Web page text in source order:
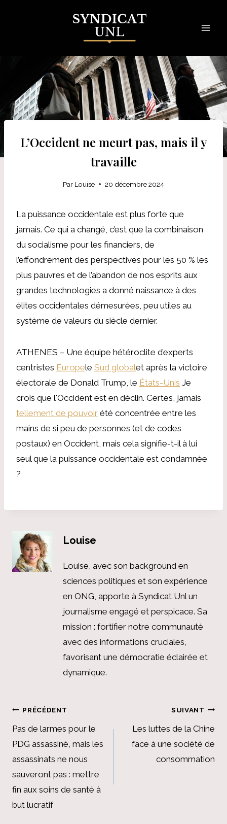
L’Occident ne meurt pas, mais il y
travaille
Par Louise 20 décembre 2024
La puissance occidentale est plus forte que
jamais. Ce qui a changé, c’est que la combinaison
du socialisme pour les financiers, de
l’effondrement des perspectives pour les 50 % les
plus pauvres et de l’abandon de nos esprits aux
grandes technologies a donné naissance à des
élites occidentales démesurées, peu utiles au
système de valeurs du siècle dernier.
ATHENES – Une équipe hétéroclite d’experts
centristes Europele Sud globalet après la victoire
électorale de Donald Trump, le États-Unis Je
crois que l'Occident est en déclin. Certes, jamais
tellement de pouvoir été concentrée entre les
mains de si peu de personnes (et de codes
postaux) en Occident, mais cela signifie-t-il à lui
seul que la puissance occidentale est condamnée
?
Louise
Louise, avec son background en
sciences politiques et son expérience
en ONG, apporte à Syndicat Unl un
journalisme engagé et perspicace. Sa
mission : fortifier notre communauté
avec des informations cruciales,
favorisant une démocratie éclairée et
dynamique.
Navigation
de
l’article
PRÉCÉDENT
Pas de larmes pour le
PDG assassiné, mais les
assassinats ne nous
sauveront pas : mettre
fin aux soins de santé à
but lucratif
SUIVANT
Les luttes de la Chine
face à une société de
consommation